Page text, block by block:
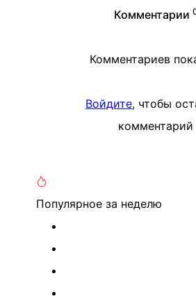
Комментарии
Комментариев
Войдите, чтобы
комментарий
Популярное за неделю